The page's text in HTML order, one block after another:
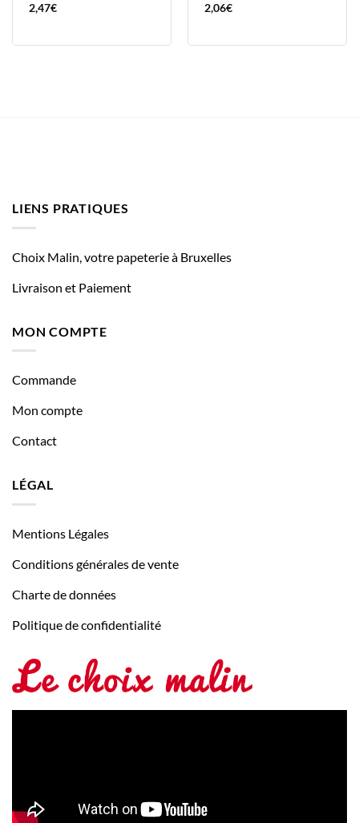
2,47€ 2,06€
LIENS PRATIQUES
Choix Malin, votre papeterie à Bruxelles
Livraison et Paiement
MON COMPTE
Commande
Mon compte
Contact
LÉGAL
Mentions Légales
Conditions générales de vente
Charte de données
Politique de confidentialité